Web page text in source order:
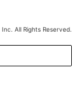
All Rights Reserved.